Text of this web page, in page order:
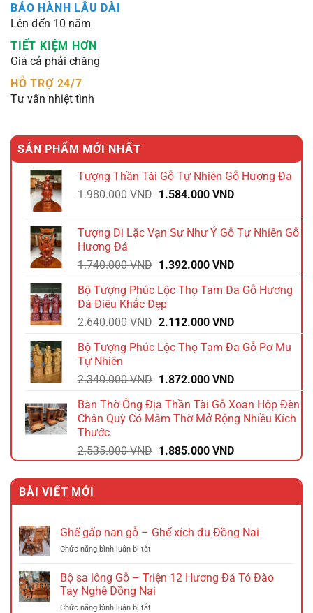
BẢO HÀNH LÂU DÀI
Lên đến 10 năm
TIẾT KIỆM HƠN
Giá cả phải chăng
HỖ TRỢ 24/7
Tư vấn nhiệt tình
SẢN PHẨM MỚI NHẤT
Tượng Thần Tài Gỗ Tự Nhiên Gỗ Hương Đá
1.980.000VND Giá
1.980.000 VND.
1.584.000 VNDGiá
là:
Tượng Di Lặc Vạn Sự Như Ý Gỗ Tự Nhiên Gỗ
Hương Đá
1.740.000VND Giá
là:
1.740.000 VND.
1.392.000 VNDGiá
tại
1.392.000 VND.
Bộ Tượng Phúc Lộc Thọ Tam Đa Gỗ Hương
Đá Điêu Khắc Đẹp
2.640.000VND Giá
là:
2.112.000 VNDGiá
tại
2.112.000 VND.
Bộ Tượng Phúc Lộc Thọ Tam Đa Gỗ Pơ Mu
Tự Nhiên
2.340.000VND Giá
là:
2.340.000 VND.
1.872.000 VNDGiá
tại
là:
Bàn Thờ Ông Địa Thần Tài Gỗ Xoan Hộp Đèn
Chân Quỳ Có Mâm Thờ Mở Rộng Nhiều Kích
Thước
2.535.000VND Giá
gốc
là:
1.885.000 VNDGiá
hiện
tại
1.885.000 VND.
BÀI VIẾT MỚI
Ghế gấp nan gỗ – Ghế xích đu Đồng Nai
Chức năng bình luận bị tắtở
gấp
nan
gỗ
–
Bộ sa lông Gỗ – Triện 12 Hương Đá Tó Đào
Tay Nghê Đồng Nai
Chức năng bình luận bị tắtở